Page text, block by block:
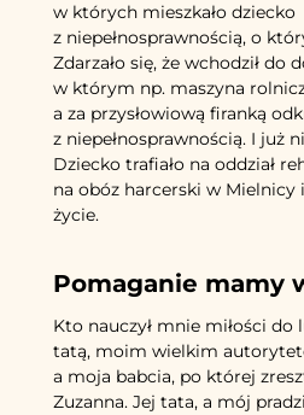
w których mieszkało dziecko
z niepełnosprawnością, o
Zdarzało się, że wchodził do
w którym np. maszyna
a za przysłowiową firanką
z niepełnosprawnością. I już
Dziecko trafiało na oddział
na obóz harcerski w Mielnicy
życie.
Pomaganie mamy
Kto nauczył mnie miłości do
tatą, moim wielkim
a moja babcia, po której
Zuzanna. Jej tata, a mój